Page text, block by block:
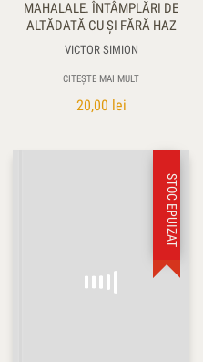
MAHALALE. ÎNTÂMPLĂRI DE
ALTĂDATĂ CU ŞI FĂRĂ HAZ
VICTOR SIMION
CITEȘTE MAI MULT
20,00 lei
STOC EPUIZAT